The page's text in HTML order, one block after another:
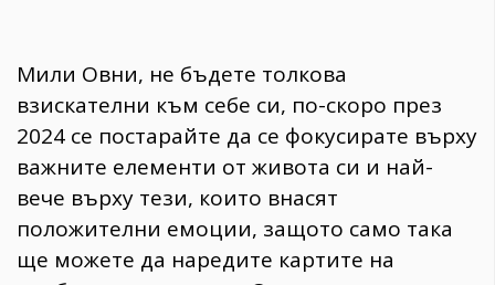
Мили Овни, не бъдете толкова
взискателни към себе си, по-скоро през
2024 се постарайте да се фокусирате върху
важните елементи от живота си и най-
вече върху тези, които внасят
положителни емоции, защото само така
ще можете да наредите картите на